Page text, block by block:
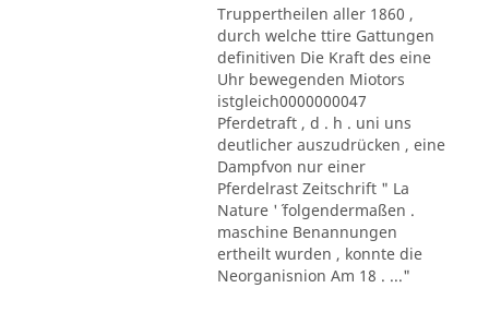
Truppertheilen aller 1860 ,
durch welche ttire Gattungen
definitiven Die Kraft des eine
Uhr bewegenden Miotors
istgleich0000000047
Pferdetraft , d . h . uni uns
deutlicher auszudrücken , eine
Dampfvon nur einer
Pferdelrast Zeitschrift " La
Nature '´ folgendermaßen .
maschine Benannungen
ertheilt wurden , konnte die
Neorganisnion Am 18 . ..."